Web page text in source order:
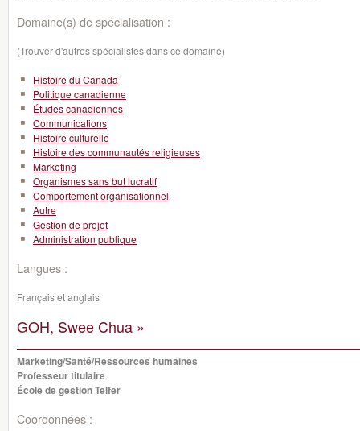
Domaine(s) de spécialisation :
(Trouver d'autres spécialistes dans ce domaine)
Histoire du Canada
Politique canadienne
Études canadiennes
Communications
Histoire culturelle
Histoire des communautés religieuses
Marketing
Organismes sans but lucratif
Comportement organisationnel
Autre
Gestion de projet
Administration publique
Langues :
Français et anglais
GOH, Swee Chua »
Marketing/Santé/Ressources humaines
Professeur titulaire
École de gestion Telfer
Coordonnées :